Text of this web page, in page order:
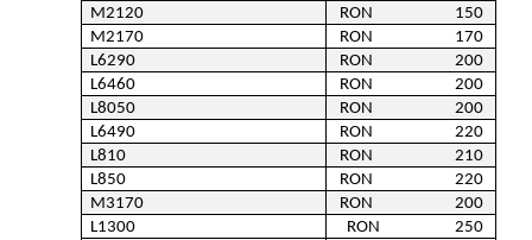
M2120
RON                       150
M2170
RON                       170
L6290
RON                       200
L6460
RON                       200
L8050
RON                       200
L6490
RON                       220
L810
RON                       210
L850
RON                       220
M3170
RON                       200
L1300
RON                     250